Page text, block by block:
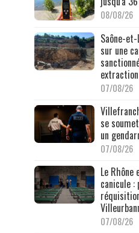
08/08/26
Saône-
sur une
07/08/26
se
un
07/08/26
Le Rhône
canicule :
07/08/26